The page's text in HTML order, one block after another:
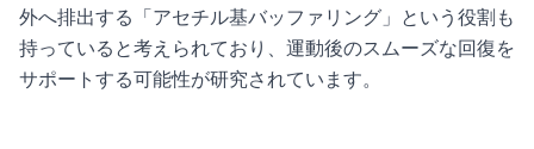
外へ排出する「アセチル基バッファリング」という役割も
持っていると考えられており、運動後のスムーズな回復を
サポートする可能性が研究されています。